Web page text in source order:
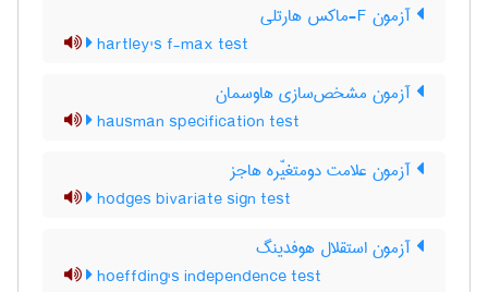
آزمون F-ماکس هارتلی
hartley's f-max test
آزمون مشخص‌سازی هاوسمان
hausman specification test
آزمون علامت دومتغیّره هاجز
hodges bivariate sign test
آزمون استقلال هوفدینگ
hoeffding's independence test